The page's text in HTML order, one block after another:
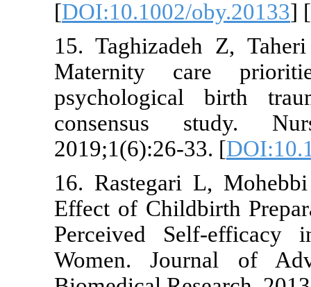
[
15.
Maternity
16.
Effect of
Perceived
Women.